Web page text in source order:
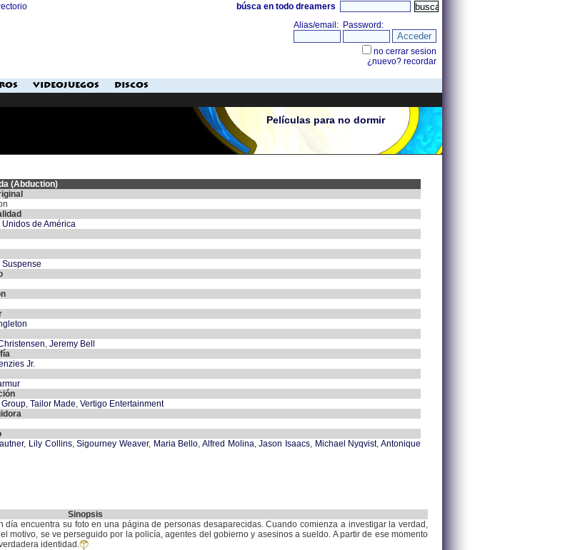
búsca en todo dreamers
VIDEOJUEGOS
DISCOS
Películas para no dormir
(Abduction)
Unidos de América
Suspense
, Jeremy Bell
Jr.
, Tailor Made, Vertigo Entertainment
, Lily Collins,Sigourney Weaver, Maria Bello,Alfred Molina,Jason Isaacs, Michael Nyqvist, Antonique
Sinopsis
encuentra su foto en una página de personas desaparecidas. Cuando comienza a investigar la verdad,
motivo, se ve perseguido por la policía, agentes del gobierno y asesinos a sueldo. A partir de ese momento
identidad.